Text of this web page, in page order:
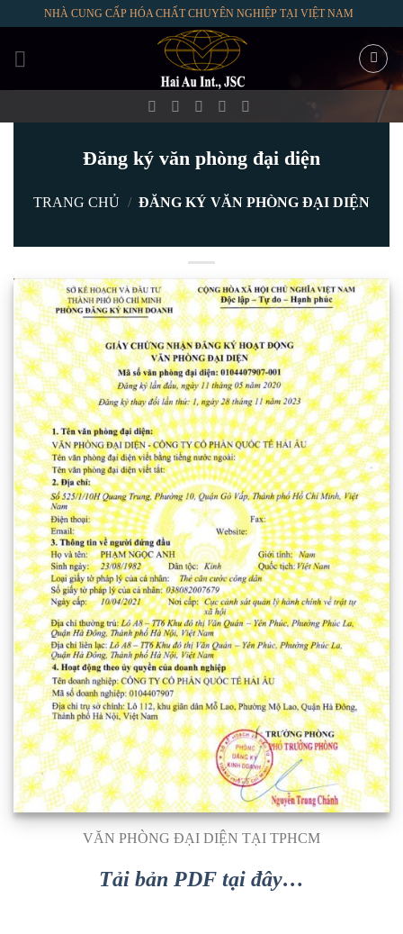
content
NHÀ CUNG CẤP HÓA CHẤT CHUYÊN NGHIỆP TẠI VIỆT NAM
Đăng ký văn phòng đại diện
TRANG CHỦ / ĐĂNG KÝ VĂN PHÒNG ĐẠI DIỆN
VĂN PHÒNG ĐẠI DIỆN TẠI TPHCM
Tải bản PDF tại đây…